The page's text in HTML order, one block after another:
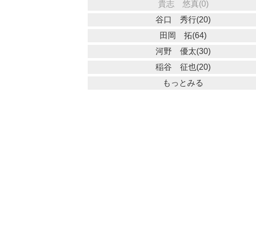
貴志 悠真(0)
谷口 秀行(20)
田岡 拓(64)
河野 優太(30)
稲谷 征也(20)
もっとみる